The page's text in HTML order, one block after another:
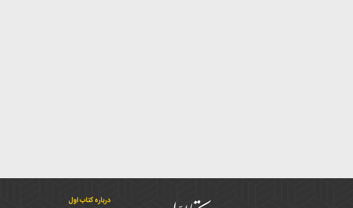
درباره کتاب اول